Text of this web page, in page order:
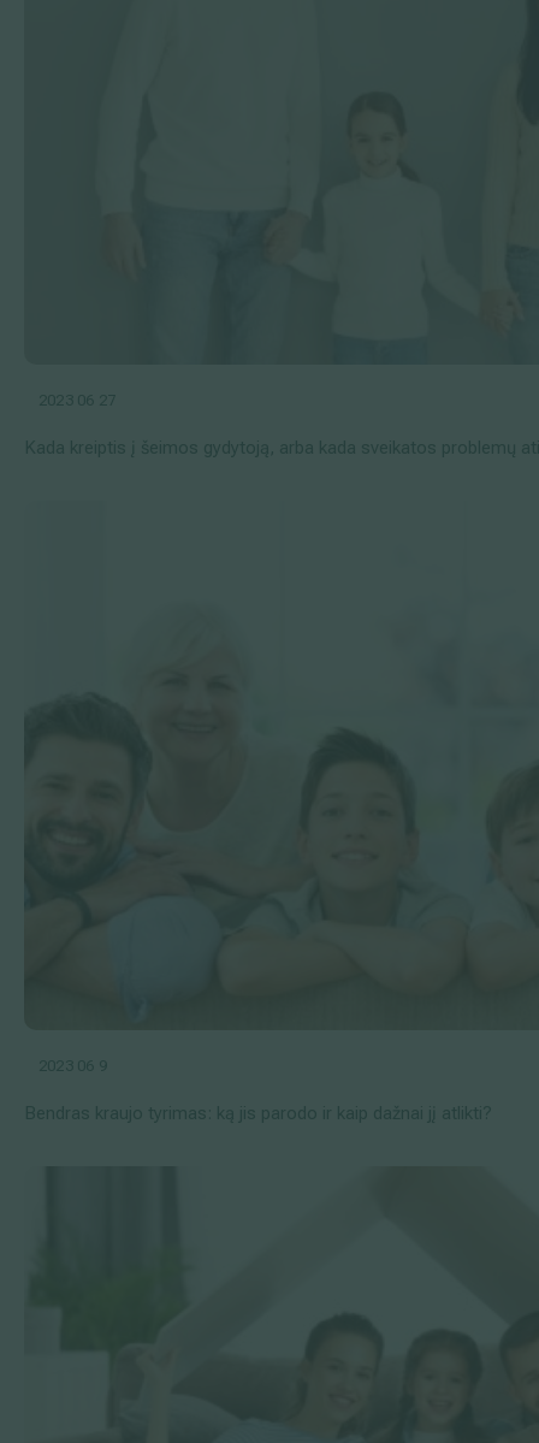
2023 06 27
Kada kreiptis į šeimos gydytoją, arba kada sveikatos problemų
2023 06 9
Bendras kraujo tyrimas: ką jis parodo ir kaip dažnai jį atlikti?